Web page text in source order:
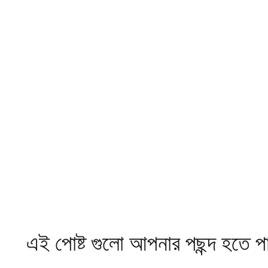
এই পোষ্ট গুলো আপনার পছন্দ হতে